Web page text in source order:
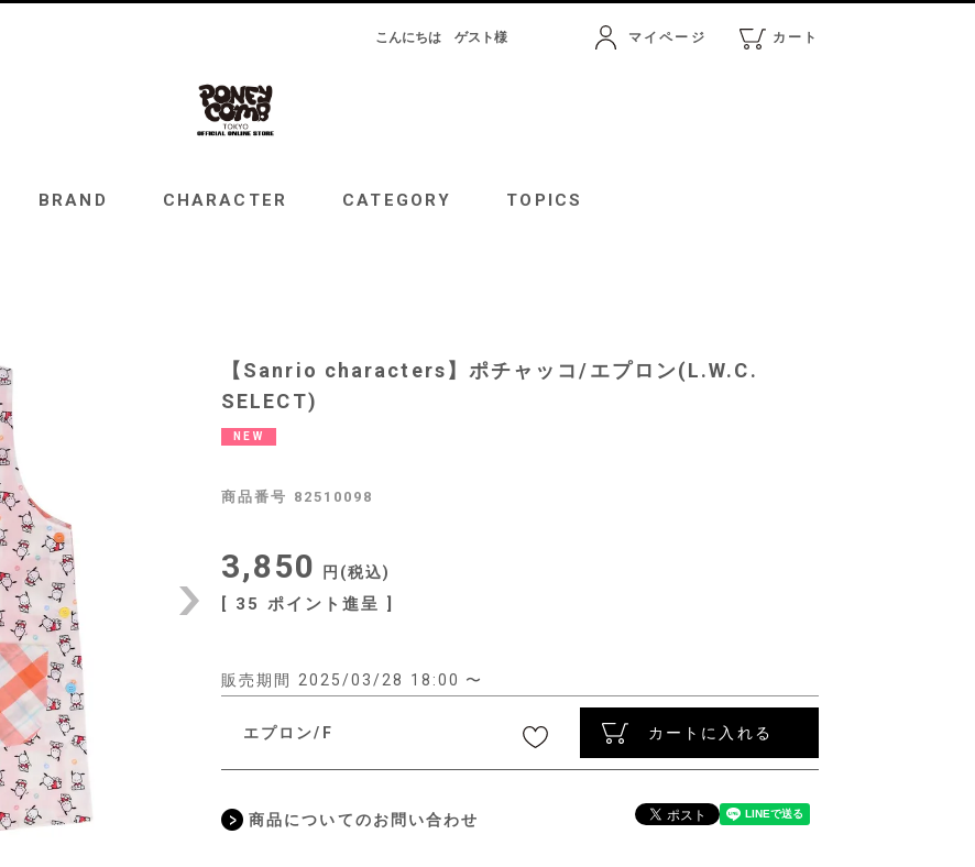
こんにちはゲスト様 マイページ カート
BRAND CHARACTER CATEGORY TOPICS
【Sanrio characters】ポチャッコ/エプロン(L.W.C.
SELECT)
NEW
商品番号 82510098
3,850 税込
[ 35 ポイント進呈 ]
販売期間 2025/03/28 18:00 〜
エプロン/F カートに入れる
商品についてのお問い合わせ